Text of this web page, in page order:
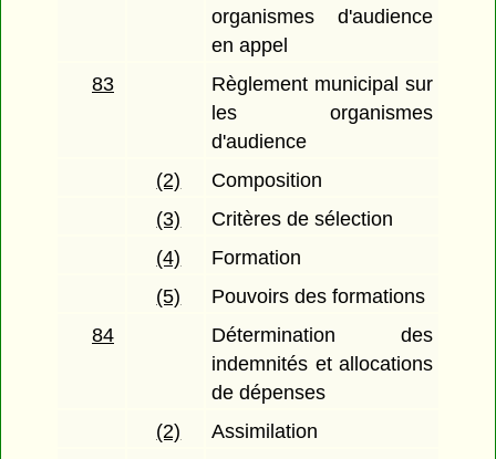
organismes d'audience
en appel
83
Règlement municipal sur
les organismes
d'audience
(2)
Composition
(3)
Critères de sélection
(4)
Formation
(5)
Pouvoirs des formations
84
Détermination des
indemnités et allocations
de dépenses
(2)
Assimilation